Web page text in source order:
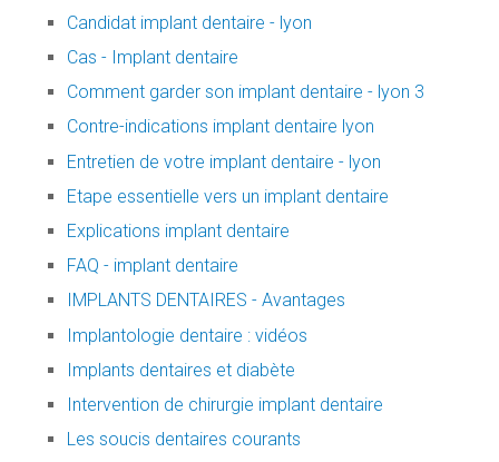
Candidat implant dentaire - lyon
Cas - Implant dentaire
Comment garder son implant dentaire - lyon 3
Contre-indications implant dentaire lyon
Entretien de votre implant dentaire - lyon
Etape essentielle vers un implant dentaire
Explications implant dentaire
FAQ - implant dentaire
IMPLANTS DENTAIRES - Avantages
Implantologie dentaire : vidéos
Implants dentaires et diabète
Intervention de chirurgie implant dentaire
Les soucis dentaires courants